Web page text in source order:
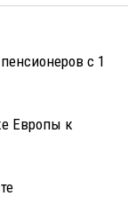
с 1
Европы к